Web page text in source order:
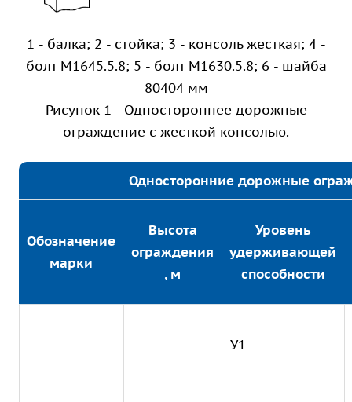
1 - балка; 2 - стойка; 3 - консоль жесткая; 4 -
болт М1645.5.8; 5 - болт М1630.5.8; 6 - шайба
80404 мм
Рисунок 1 - Одностороннее дорожные
ограждение с жесткой консолью.
Односторонние дорожные
Обозначение
марки
Высота
ограждения
, м
Уровень
удерживающей
способности
У1